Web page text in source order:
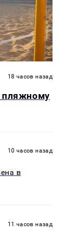
18 часов назад
пляжному
10 часов назад
в
11 часов назад